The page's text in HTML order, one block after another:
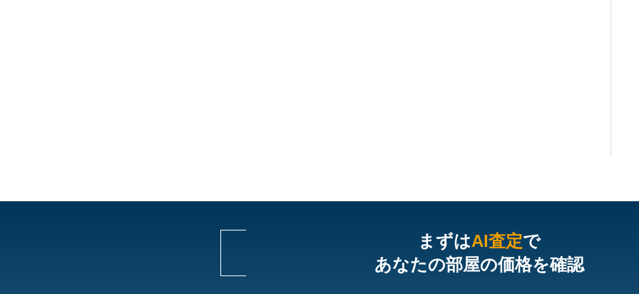
まずはAI査定で
あなたの部屋の価格を確認